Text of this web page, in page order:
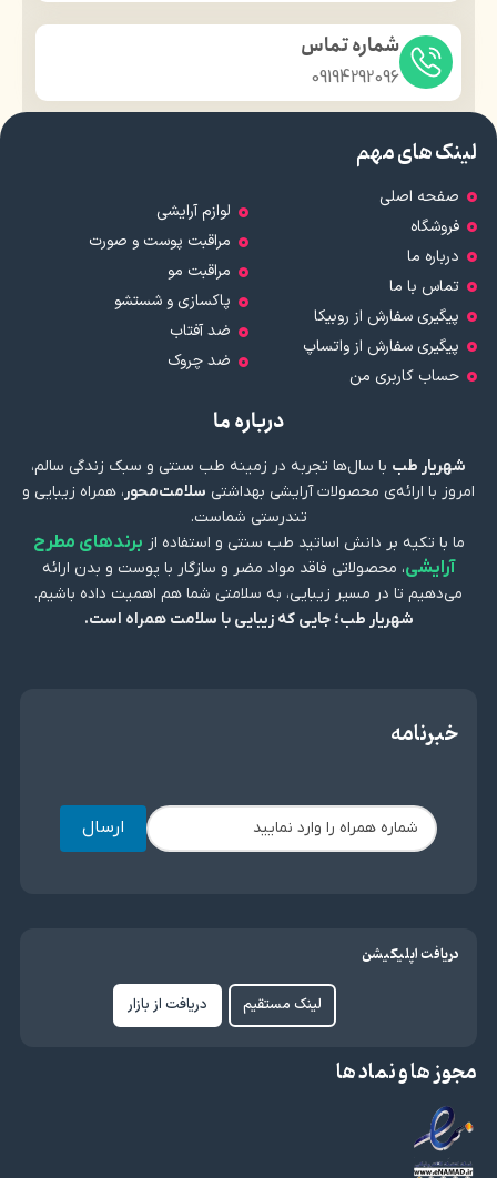
شماره تماس
09194292096
لینک های مهم
صفحه اصلی
فروشگاه
درباره ما
تماس با ما
پیگیری سفارش از روبیکا
پیگیری سفارش از واتساپ
حساب کاربری من
لوازم آرایشی
مراقبت پوست و صورت
مراقبت مو
پاکسازی و شستشو
ضد آفتاب
ضد چروک
درباره ما
شهریار طب با سال‌ها تجربه در زمینه طب سنتی و سبک زندگی سالم،
امروز با ارائه‌ی محصولات آرایشی بهداشتی سلامت‌محور ، همراه زیبایی و
تندرستی شماست.
ما با تکیه بر دانش اساتید طب سنتی و استفاده از برندهای مطرح
آرایشی، محصولاتی فاقد مواد مضر و سازگار با پوست و بدن ارائه
می‌دهیم تا در مسیر زیبایی، به سلامتی شما هم اهمیت داده باشیم.
شهریار طب؛ جایی که زیبایی با سلامت همراه است.
خبرنامه
ارسال
دریافت اپلیکیشن
لینک مستقیم دریافت از بازار
مجوز ها و نماد ها